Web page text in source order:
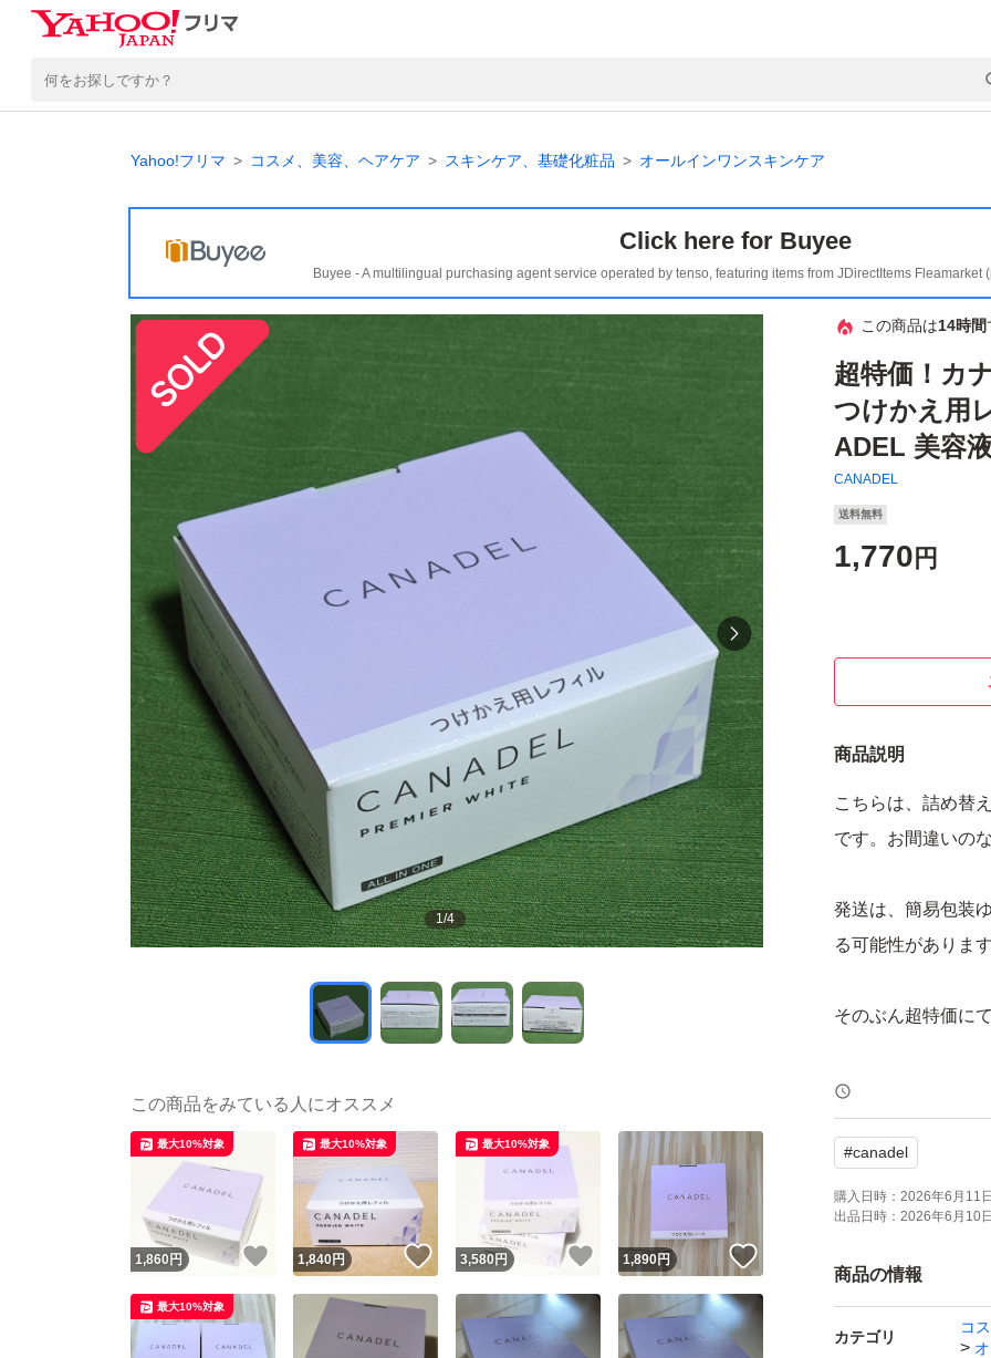
Yahoo!フリマ コスメ、美容、ヘアケア スキンケア、基礎化粧品 オールインワンスキンケア
Click here for Buyee
Buyee - A multilingual purchasing agent service operated by tenso, featuring items from JDirectItems Fleamarket
1/4
この商品は14時間
超特価！カ
つけかえ用
ADEL 美容
CANADEL
送料無料
1,770 円
商品説明
こちらは、詰め替
です。お間違いの
発送は、簡易包装
る可能性がありま
そのぶん超特価に
ダブルの薬用成分配
シミの元に着目。
シミ、くすみ、乾
薬用美白オールイン
★美白
★肌あれ予防
#canadel
購入日時： 2026年6月11
出品日時： 2026年6月10
商品の情報
カテゴリ
コ
この商品をみている人にオススメ
1,860 円 いいね！
最大10%対象
1,840円 いいね！
最大10%対象
3,580 円 いいね！
最大10%対象
1,890円
最大10%対象